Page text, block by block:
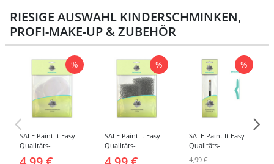
RIESIGE AUSWAHL KINDERSCHMINKEN,
PROFI-MAKE-UP & ZUBEHÖR
%
SALE Paint It Easy
Qualitäts-
%
SALE Paint It Easy
Qualitäts-
%
SALE Paint It Easy
Qualitäts-
4,99 €